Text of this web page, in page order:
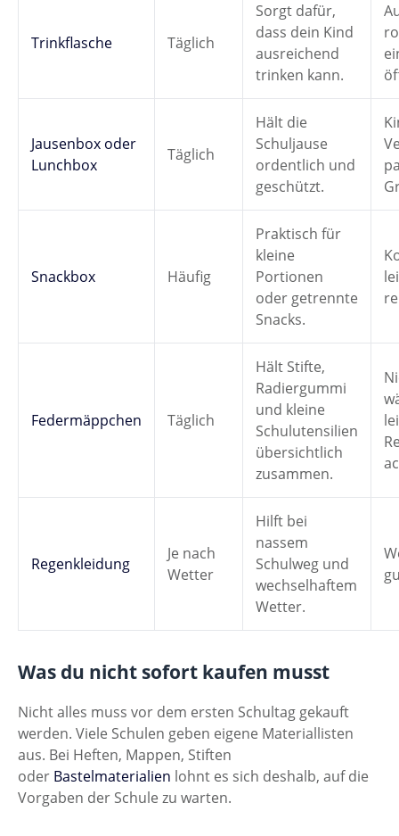
Trinkflasche Täglich
Sorgt dafür,
dass dein Kind
ausreichend
trinken kann.
Jausenbox oder
Lunchbox
Täglich
Hält die
Schuljause
ordentlich und
geschützt.
Snackbox Häufig
Praktisch für
kleine
Portionen
oder getrennte
Snacks.
Federmäppchen Täglich
Hält Stifte,
Radiergummi
und kleine
Schulutensilien
übersichtlich
zusammen.
Regenkleidung
Je nach
Wetter
Hilft bei
nassem
Schulweg und
wechselhaftem
Wetter.
Was du nicht sofort kaufen musst
Nicht alles muss vor dem ersten Schultag gekauft
werden. Viele Schulen geben eigene Materiallisten
aus. Bei Heften, Mappen, Stiften
oder Bastelmaterialien lohnt es sich deshalb, auf die
Vorgaben der Schule zu warten.